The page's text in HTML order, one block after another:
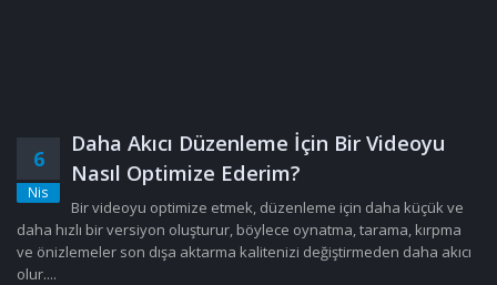
6
Nis
Daha Akıcı Düzenleme İçin Bir Videoyu
Nasıl Optimize Ederim?
Bir videoyu optimize etmek, düzenleme için daha küçük ve
daha hızlı bir versiyon oluşturur, böylece oynatma, tarama, kırpma
ve önizlemeler son dışa aktarma kalitenizi değiştirmeden daha akıcı
olur....